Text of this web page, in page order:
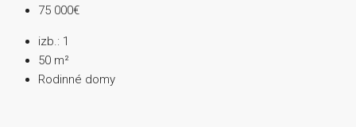
75 000€
izb.: 1
50 m²
Rodinné domy